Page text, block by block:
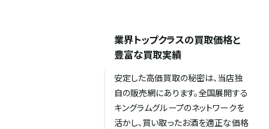
業界トップクラスの買取価格と
豊富な買取実績
安定した高価買取の秘密は、当店独
自の販売網にあります。全国展開する
キングラムグループのネットワークを
活かし、買い取ったお酒を適正な価格